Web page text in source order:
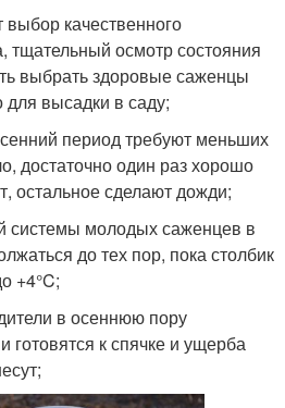
выбор качественного
тщательный осмотр состояния
выбрать здоровые саженцы
для высадки в саду;
период требуют меньших
достаточно один раз хорошо
остальное сделают дожди;
системы молодых саженцев в
до тех пор, пока столбик
+4°C;
в осеннюю пору
готовятся к спячке и ущерба